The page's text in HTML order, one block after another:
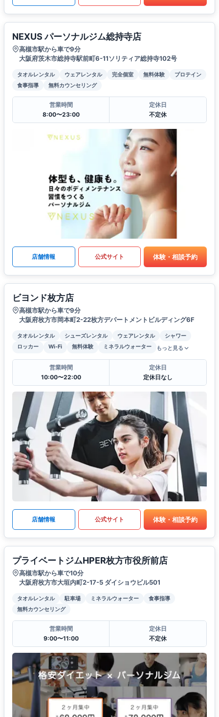
NEXUS パーソナルジム総持寺店
高槻市駅から車で9分
大阪府茨木市総持寺駅前町6-11ソリティア総持寺102号
タオルレンタル ウェアレンタル 完全個室 無料体験
プロテイン
食事指導
無料カウンセリング
営業時間
8:00〜23:00
定休日
不定休
店舗情報 公式サイト 体験・相談予約
ビヨンド枚方店
高槻市駅から車で9分
大阪府枚方市岡本町2-22枚方デパートメントビルディング6F
タオルレンタル シューズレンタル ウェアレンタル
シャワー
ロッカー
Wi-Fi 無料体験 ミネラルウォーター もっと見る
営業時間
10:00〜22:00
定休日
定休日なし
店舗情報 公式サイト 体験・相談予約
プライベートジムHPER枚方市役所前店
高槻市駅から車で10分
大阪府枚方市大垣内町2-17-5 ダイショウビル501
タオルレンタル 駐車場 ミネラルウォーター
食事指導
無料カウンセリング
営業時間
9:00〜11:00
定休日
不定休